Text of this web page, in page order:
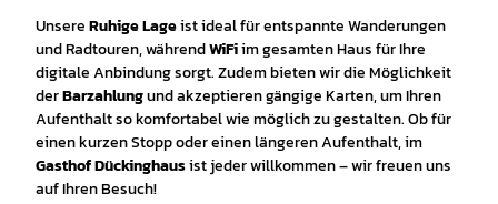
UnsereRuhige Lageist ideal für entspannte Wanderungen
und Radtouren, währendWiFiim gesamten Haus für Ihre
digitale Anbindung sorgt. Zudem bieten wir die Möglichkeit
derBarzahlungund akzeptieren gängige Karten, um Ihren
Aufenthalt so komfortabel wie möglich zu gestalten. Ob für
einen kurzen Stopp oder einen längeren Aufenthalt, im
Gasthof Dückinghausist jeder willkommen – wir freuen uns
auf Ihren Besuch!